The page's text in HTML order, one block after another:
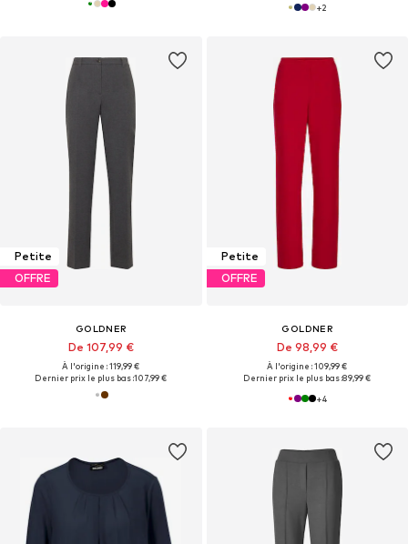
+2
Petite
OFFRE
GOLDNER
De 107,99 €
À l'origine : 119,99 €
Dernier prix le plus bas :107,99 €
Petite
OFFRE
GOLDNER
De 98,99 €
À l'origine : 109,99 €
Dernier prix le plus bas :89,99 €
+4